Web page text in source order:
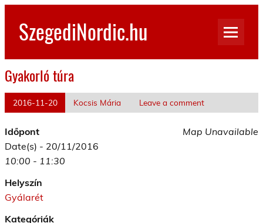
Skip
contentSzegediNordic.hu
Gyakorló túra
2016-11-20 Kocsis Mária Leave a comment
Map Unavailable
Időpont
Date(s) - 20/11/2016
10:00 - 11:30
Helyszín
Gyálarét
Kategóriák